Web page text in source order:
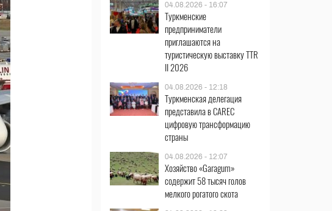
04.08.2026 - 16:07
Туркменские
предприниматели
приглашаются на
туристическую выставку TTR
II 2026
04.08.2026 - 12:18
Туркменская делегация
представила в CAREC
цифровую трансформацию
страны
04.08.2026 - 12:07
Хозяйство «Garagum»
содержит 58 тысяч голов
мелкого рогатого скота